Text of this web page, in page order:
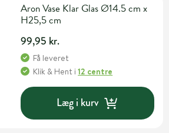
Aron Vase Klar Glas Ø14.5 cm x
H25,5 cm
99,95 kr.
Få leveret
Klik & Hent i12 centre
Læg i kurv